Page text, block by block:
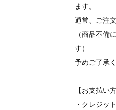
ます。
通常、ご注
（商品不
す）
予めご了承
【お支払い
・クレジッ